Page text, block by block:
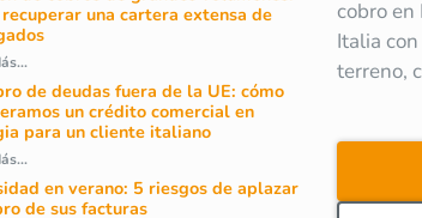
una cartera extensa de
de deudas fuera de la UE: cómo
un crédito comercial en
para un cliente italiano
en verano: 5 riesgos de aplazar
de sus facturas
cobro en
Italia
terreno,